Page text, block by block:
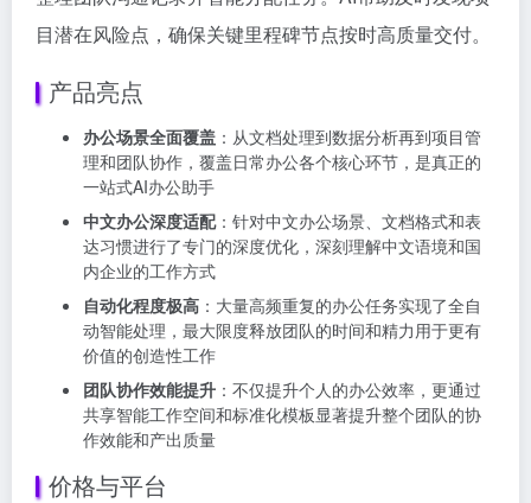
目潜在风险点，确保关键里程碑节点按时高质量交付。
产品亮点
办公场景全面覆盖 ：从文档处理到数据分析再到项目管
理和团队协作，覆盖日常办公各个核心环节，是真正的
一站式AI办公助手
中文办公深度适配：针对中文办公场景、文档格式和表
达习惯进行了专门的深度优化，深刻理解中文语境和国
内企业的工作方式
自动化程度极高 ：大量高频重复的办公任务实现了全自
动智能处理，最大限度释放团队的时间和精力用于更有
价值的创造性工作
团队协作效能提升 ：不仅提升个人的办公效率，更通过
共享智能工作空间和标准化模板显著提升整个团队的协
作效能和产出质量
价格与平台